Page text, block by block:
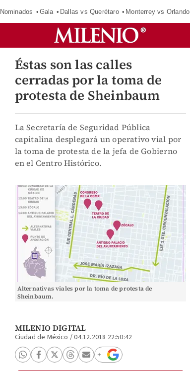
Nominados Gala Dallas vs Querétaro Monterrey vs Orlando
Éstas son las calles
cerradas por la toma de
protesta de Sheinbaum
La Secretaría de Seguridad Pública
capitalina desplegará un operativo vial por
la toma de protesta de la jefa de Gobierno
en el Centro Histórico.
Alternativas viales por la toma de protesta de
Sheinbaum.
MILENIO DIGITAL
Ciudad de México /04.12.2018 22:50:42